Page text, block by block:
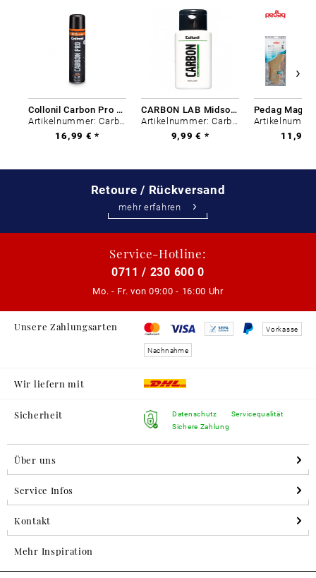
Collonil Carbon Pro 400 ml
Artikelnummer: Carbon-0
16,99 € *
CARBON LAB Midsole Cleaner
Artikelnummer: Carbon-0
9,99 € *
11,99
Retoure / Rückversand
mehr erfahren
Service-Hotline:
0711 / 230 600 0
Mo. - Fr. von 09:00 - 16:00 Uhr
Unsere Zahlungsarten Vorkasse
Nachnahme
Wir liefern mit
Sicherheit
Datenschutz
Sichere Zahlung
Servicequalität
Über uns
Service Infos
Kontakt
Mehr Inspiration